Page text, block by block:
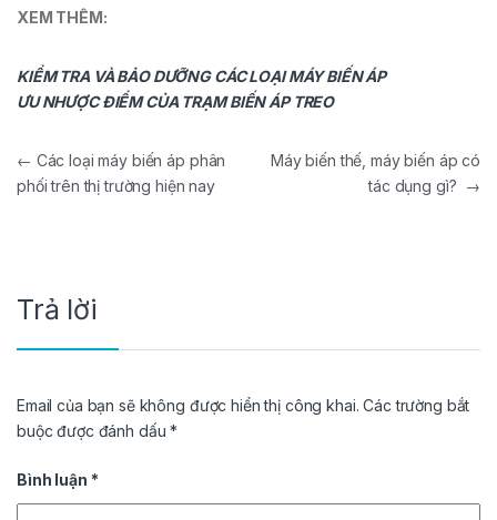
XEM THÊM:
KIỂM TRA VÀ BẢO DƯỠNG CÁC LOẠI MÁY BIẾN ÁP
ƯU NHƯỢC ĐIỂM CỦA TRẠM BIẾN ÁP TREO
Điều hướng bài viết
← Các loại máy biến áp phân
phối trên thị trường hiện nay
Máy biến thế, máy biến áp có
tác dụng gì? →
Trả lời
Email của bạn sẽ không được hiển thị công khai. Các trường bắt
buộc được đánh dấu*
Bình luận *